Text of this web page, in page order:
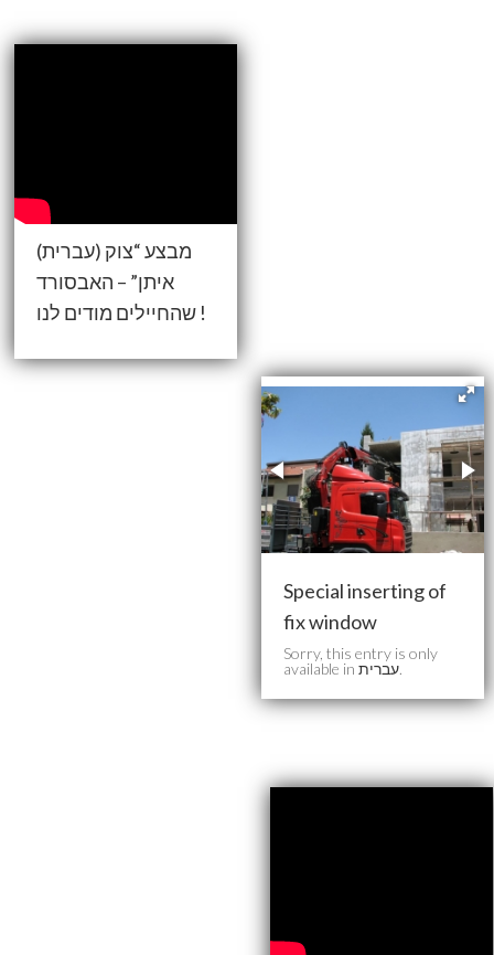
(עברית) מבצע “צוק
איתן” – האבסורד
שהחיילים מודים לנו !
Special inserting of
fix window
Sorry, this entry is only
available inעברית.